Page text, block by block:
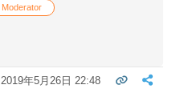
Moderator
2019年5月26日 22:48